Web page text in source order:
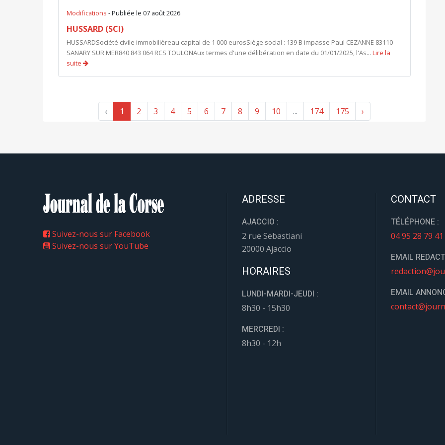
Modifications - Publiée le 07 août 2026
HUSSARD (SCI)
HUSSARDSociété civile immobilièreau capital de 1 000 eurosSiège social : 139 B impasse Paul CEZANNE 83110
SANARY SUR MER840 843 064 RCS TOULONAux termes d'une délibération en date du 01/01/2025, l'As... Lire la
suite
‹ 1 2 3 4 5 6 7 8 9 10 ... 174 175 ›
Suivez-nous sur Facebook
Suivez-nous sur YouTube
ADRESSE
AJACCIO :
2 rue Sebastiani
20000 Ajaccio
HORAIRES
LUNDI-MARDI-JEUDI :
8h30 - 15h30
MERCREDI :
8h30 - 12h
CONTACT
TÉLÉPHONE :
04 95 28 79 41
EMAIL
EMAIL